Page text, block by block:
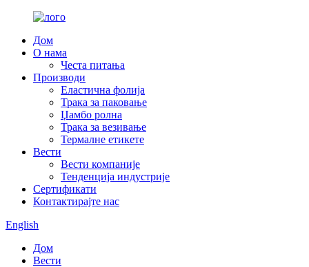
Дом
О нама
Честа питања
Производи
Еластична фолија
Трака за паковање
Џамбо ролна
Трака за везивање
Термалне етикете
Вести
Вести компаније
Тенденција индустрије
Сертификати
Контактирајте нас
English
Дом
Вести